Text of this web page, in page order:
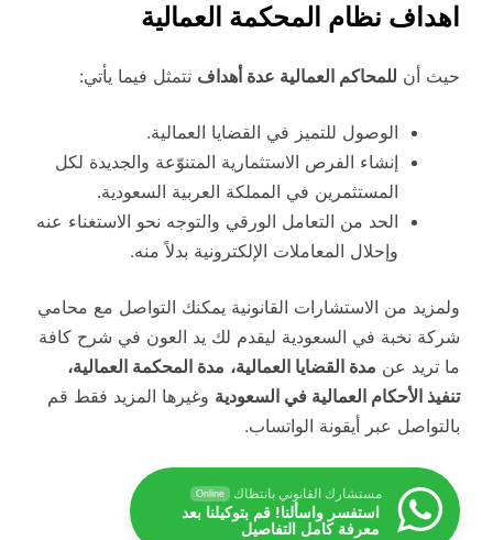
اهداف نظام المحكمة العمالية
حيث أن للمحاكم العمالية عدة أهداف تتمثل فيما يأتي:
الوصول للتميز في القضايا العمالية.
إنشاء الفرص الاستثمارية المتنوّعة والجديدة لكل
المستثمرين في المملكة العربية السعودية.
الحد من التعامل الورقي والتوجه نحو الاستغناء عنه
وإحلال المعاملات الإلكترونية بدلاً منه.
ولمزيد من الاستشارات القانونية يمكنك التواصل مع محامي
شركة نخبة في السعودية ليقدم لك يد العون في شرح كافة
ما تريد عن مدة القضايا العمالية، مدة المحكمة العمالية،
تنفيذ الأحكام العمالية في السعودية وغيرها المزيد فقط قم
بالتواصل عبر أيقونة الواتساب.
مستشارك القانوني بانتظاك Online
استفسر واسألنا! قم بتوكيلنا بعد
معرفة كامل التفاصيل